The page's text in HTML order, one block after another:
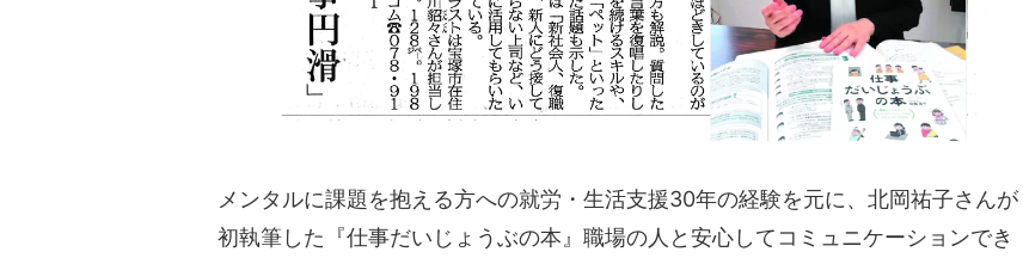
メンタルに課題を抱える方への就労・生活支援30年の経験を元に、北岡祐子さんが
初執筆した『仕事だいじょうぶの本』職場の人と安心してコミュニケーションでき